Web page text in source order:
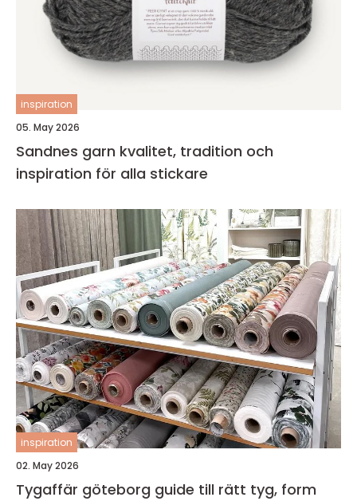
inspiration
05. May 2026
Sandnes garn kvalitet, tradition och
inspiration för alla stickare
inspiration
02. May 2026
Tygaffär göteborg guide till rätt tyg, form